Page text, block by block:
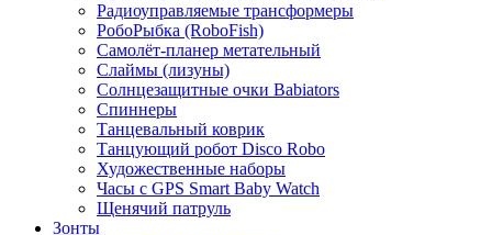
Радиоуправляемые трансформеры
РобоРыбка (RoboFish)
Самолёт-планер метательный
Слаймы (лизуны)
Солнцезащитные очки Babiators
Спиннеры
Танцевальный коврик
Танцующий робот Disco Robo
Художественные наборы
Часы с GPS Smart Baby Watch
Щенячий патруль
Зонты